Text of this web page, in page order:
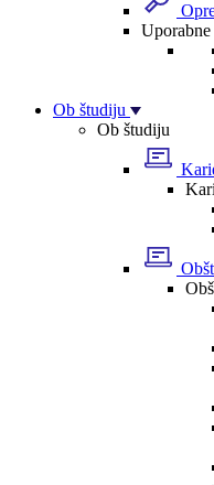
Ob študiju
Ob študiju